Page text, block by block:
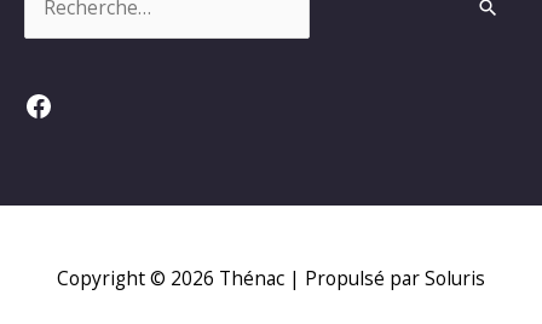
Facebook
Copyright © 2026 Thénac | Propulsé par Soluris